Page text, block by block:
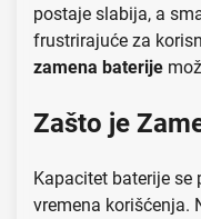
postaje slabija, a
frustrirajuće za
zamena baterije
Zašto je
Kapacitet baterije
vremena korišćenja.